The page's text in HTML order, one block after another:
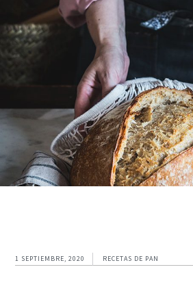
1 SEPTIEMBRE, 2020 RECETAS DE PAN